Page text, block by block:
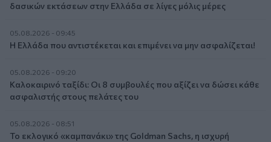
δασικών εκτάσεων στην Ελλάδα σε λίγες μόλις μέρες
05.08.2026 - 09:45
Η Ελλάδα που αντιστέκεται και επιμένει να μην ασφαλίζεται!
05.08.2026 - 09:20
Καλοκαιρινό ταξίδι: Οι 8 συμβουλές που αξίζει να δώσει κάθε
ασφαλιστής στους πελάτες του
05.08.2026 - 08:51
Το εκλογικό «καμπανάκι» της Goldman Sachs, η ισχυρή